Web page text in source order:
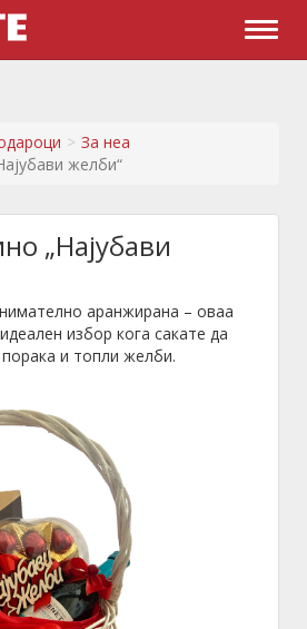
За неа
желби“
„Најубави
аранжиранa – оваа
избор кога сакате да
и топли желби.